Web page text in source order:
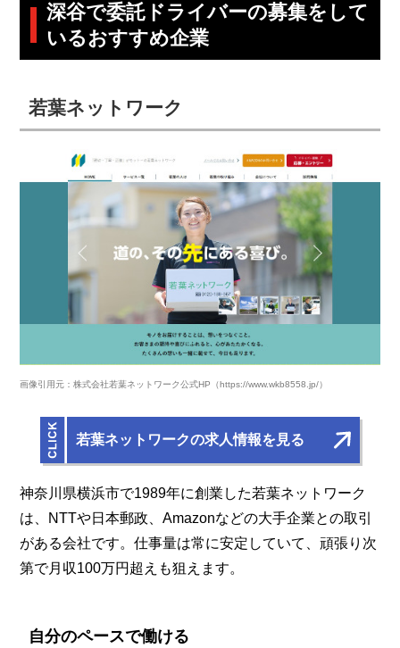
深谷で委託ドライバーの募集をして
いるおすすめ企業
若葉ネットワーク
画像引用元：株式会社若葉ネットワーク公式HP（https://www.wkb8558.jp/）
若葉ネットワークの求人情報を見る
神奈川県横浜市で1989年に創業した若葉ネットワーク
は、NTTや日本郵政、Amazonなどの大手企業との取引
がある会社です。仕事量は常に安定していて、頑張り次
第で月収100万円超えも狙えます。
自分のペースで働ける